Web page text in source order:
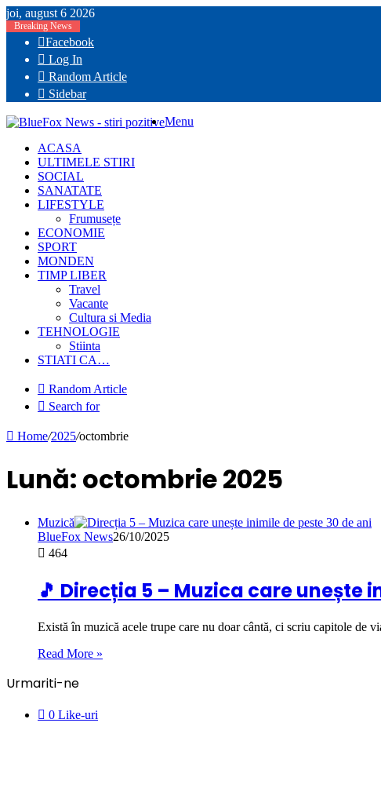
joi, august 6 2026
Breaking News
Facebook
Log In
Random Article
Sidebar
Menu
ACASA
ULTIMELE STIRI
SOCIAL
SANATATE
LIFESTYLE
Frumusețe
ECONOMIE
SPORT
MONDEN
TIMP LIBER
Travel
Vacante
Cultura si Media
TEHNOLOGIE
Stiinta
STIATI CA…
Random Article
Search for
Home/2025/octombrie
Lună: octombrie 2025
Muzică
BlueFox News26/10/2025
464
🎵 Direcția 5 – Muzica care unește
Există în muzică acele trupe care nu doar cântă, ci scriu capitole de
Read More »
Urmariti-ne
0 Like-uri